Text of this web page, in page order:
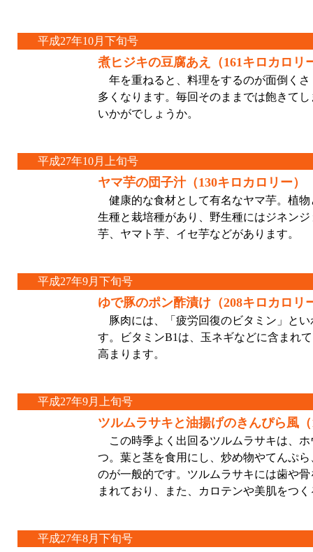
平成27年10月下旬号
煮ヒジキの豆腐あえ（161キロカロリ
年を重ねると、料理をするのが面倒く
多くなります。毎回そのままでは飽きて
いかがでしょうか。
平成27年10月上旬号
ヤマ芋の団子汁（130キロカロリー）
健康的な食材として有名なヤマ芋。植物
生種と栽培種があり、野生種にはジネン
芋、ヤマト芋、イセ芋などがあります。
平成27年9月下旬号
ゆで豚のポン酢漬け（208キロカロリ
豚肉には、「疲労回復のビタミン」と
す。ビタミンB1は、玉ネギなどに含まれ
高まります。
平成27年9月上旬号
ツルムラサキと油揚げのきんぴら風
この時季よく出回るツルムラサキは、
つ。葉と茎を食用にし、炒め物やてんぷ
のが一般的です。ツルムラサキには歯や
まれており、また、カロテンや美肌をつ
平成27年8月下旬号